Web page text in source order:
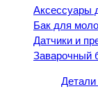
Бак для
Датчики и
Заварочный
Детали